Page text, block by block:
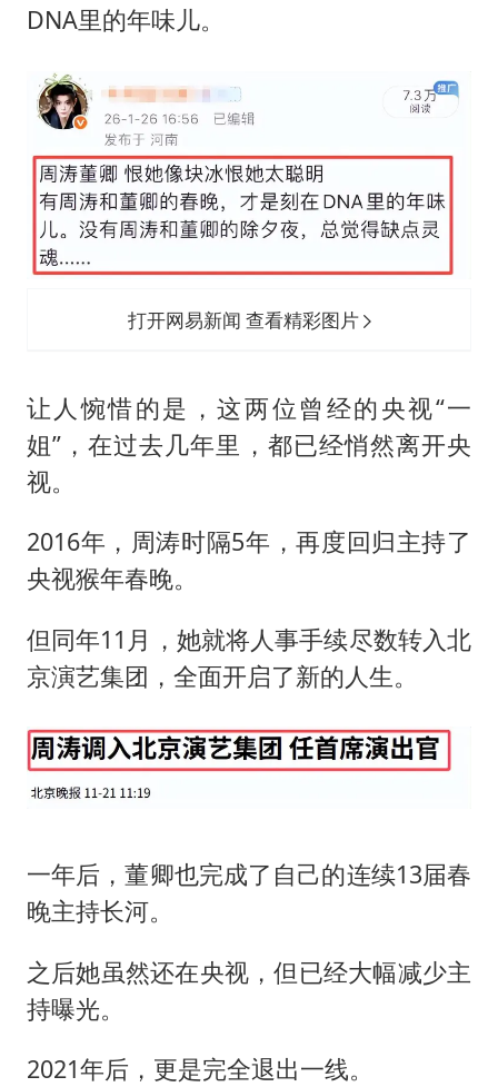
DNA里的年味儿。
打开网易新闻 查看精彩图片
让人惋惜的是，这两位曾经的央视“一
姐”，在过去几年里，都已经悄然离开央
视。
2016年，周涛时隔5年，再度回归主持了
央视猴年春晚。
但同年11月，她就将人事手续尽数转入北
京演艺集团，全面开启了新的人生。
一年后，董卿也完成了自己的连续13届春
晚主持长河。
之后她虽然还在央视，但已经大幅减少主
持曝光。
2021年后，更是完全退出一线。